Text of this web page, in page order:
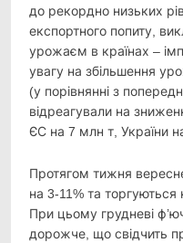
до рекордно низьких
експортного попиту,
урожаєм в країнах –
увагу на збільшення
(у порівнянні з
відреагували на
ЄС на 7 млн т, України
Протягом тижня
на 3-11% та торгуються
При цьому грудневі
дорожче, що свідчить